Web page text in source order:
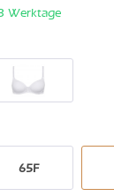
Werktage
65F